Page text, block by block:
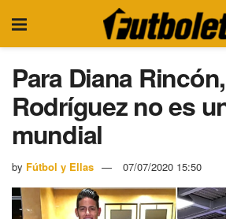
Para Diana
Rodríguez no es
mundial
by Fútbol y Ellas 07/07/2020 15:50